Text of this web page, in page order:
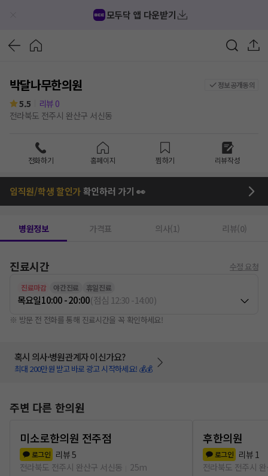
모두닥 앱 다운받기
박달나무한의원 정보공개동의
5.5 리뷰 0
전라북도 전주시 완산구 서신동
전화하기 홈페이지 찜하기 리뷰작성
임직원/학생 할인가확인하러 가기 👀
병원정보 가격표 의사(1) 리뷰(0)
진료시간 수정 요청
진료마감 야간진료 휴일진료
목요일10:00 - 20:00(점심 12:30-14:00)
※ 방문 전 전화를 통해 진료시간을 꼭 확인하세요!
혹시 의사·병원관계자 이신가요?
최대 200만원 받고 바로 광고 시작하세요! 💰💰
주변 다른 한의원
미소로한의원 전주점
로그인 리뷰5
전라북도 전주시 완산구 서신동
25m
후한의원
로그인 리뷰 1
전라북도 전주시